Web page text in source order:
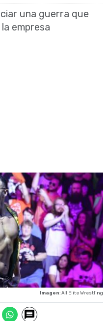
una guerra que
empresa
Imagen: All Elite Wrestling